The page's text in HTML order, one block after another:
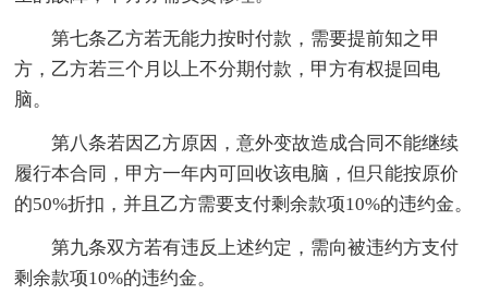
第七条乙方若无能力按时付款，需要提前知之甲
方，乙方若三个月以上不分期付款，甲方有权提回电
脑。
第八条若因乙方原因，意外变故造成合同不能继续
履行本合同，甲方一年内可回收该电脑，但只能按原价
的50%折扣，并且乙方需要支付剩余款项10%的违约金。
第九条双方若有违反上述约定，需向被违约方支付
剩余款项10%的违约金。